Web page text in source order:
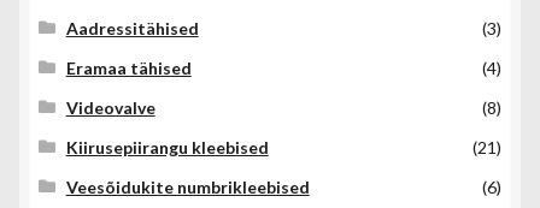
Aadressitähised
(3)
Eramaa tähised
(4)
Videovalve
(8)
Kiirusepiirangu kleebised
(21)
Veesõidukite numbrikleebised
(6)